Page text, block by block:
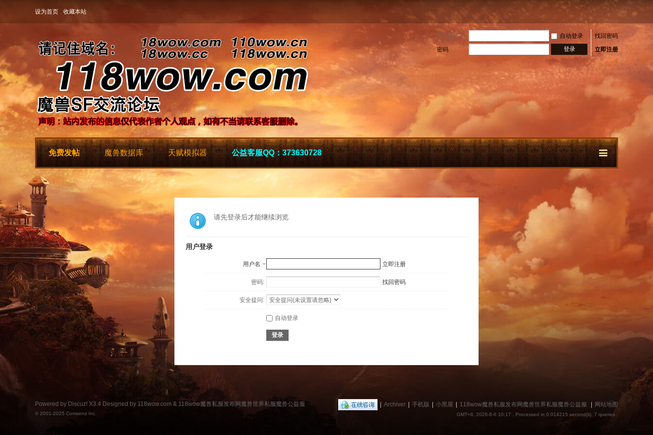
设为首页 收藏本站
用户名 自动登录
找回密码
密码
登录 立即注册
免费发帖 魔兽数据库 天赋模拟器 公益客服QQ：373630728
请先登录后才能继续浏览
用户登录
用户名 立即注册
密码: 找回密码
安全提问:
自动登录
登录
| Archiver | 手机版 | 小黑屋 | 118wow魔兽私服发布网魔兽世界私服魔兽公益服 | 网站地图
GMT+8, 2026-8-6 10:17 , Processed in 0.014215 second(s), 7 queries .
Powered by Discuz! X3.4 Designed by 118wow.com & 118wow魔兽私服发布网魔兽世界私服魔兽公益服
© 2001-2025 Comsenz Inc.